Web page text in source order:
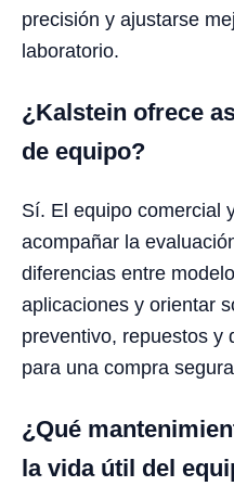
precisión y ajustarse
laboratorio.
¿Kalstein ofrece
de equipo?
Sí. El equipo comercial
acompañar la
diferencias entre
aplicaciones y orientar
preventivo, repuestos y
para una compra
¿Qué
la vida útil del